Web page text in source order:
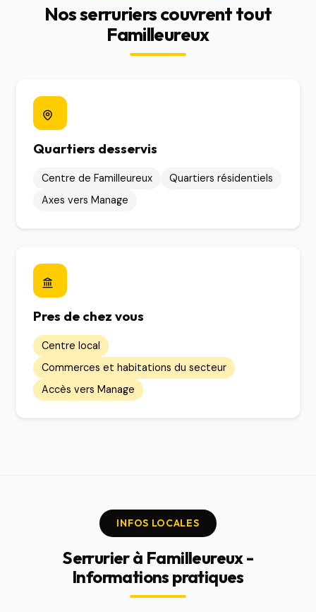
Nos serruriers couvrent tout
Familleureux
Quartiers desservis
Centre de Familleureux
Quartiers résidentiels
Axes vers Manage
Pres de chez vous
Centre local
Commerces et habitations du secteur
Accès vers Manage
INFOS LOCALES
Serrurier à Familleureux -
Informations pratiques